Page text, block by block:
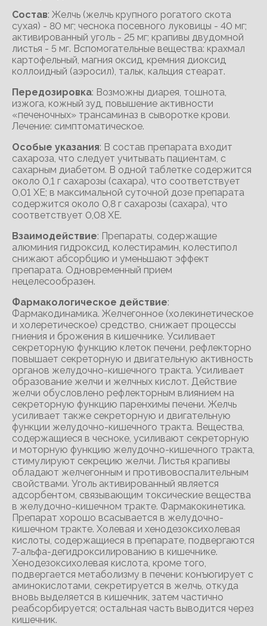
Состав: Желчь (желчь крупного рогатого скота
сухая) - 80 мг; чеснока посевного луковицы - 40 мг;
активированный уголь - 25 мг; крапивы двудомной
листья - 5 мг. Вспомогательные вещества: крахмал
картофельный, магния оксид, кремния диоксид
коллоидный (аэросил), тальк, кальция стеарат.
Передозировка: Возможны диарея, тошнота,
изжога, кожный зуд, повышение активности
«печеночных» трансаминаз в сыворотке крови.
Лечение: симптоматическое.
Особые указания: В состав препарата входит
сахароза, что следует учитывать пациентам, с
сахарным диабетом. В одной таблетке содержится
около 0,1 г сахарозы (сахара), что соответствует
0,01 ХЕ; в максимальной суточной дозе препарата
содержится около 0,8 г сахарозы (сахара), что
соответствует 0,08 ХЕ.
Взаимодействие: Препараты, содержащие
алюминия гидроксид, колестирамин, колестипол
снижают абсорбцию и уменьшают эффект
препарата. Одновременный прием
нецелесообразен.
Фармакологическое действие:
Фармакодинамика. Желчегонное (холекинетическое
и холеретическое) средство, снижает процессы
гниения и брожения в кишечнике. Усиливает
секреторную функцию клеток печени, рефлекторно
повышает секреторную и двигательную активность
органов желудочно-кишечного тракта. Усиливает
образование желчи и желчных кислот. Действие
желчи обусловлено рефлекторным влиянием на
секреторную функцию паренхимы печени. Желчь
усиливает также секреторную и двигательную
функции желудочно-кишечного тракта. Вещества,
содержащиеся в чесноке, усиливают секреторную
и моторную функцию желудочно-кишечного тракта,
стимулируют секрецию желчи. Листья крапивы
обладают желчегонным и противовоспалительным
свойствами. Уголь активированный является
адсорбентом, связывающим токсические вещества
в желудочно-кишечном тракте. Фармакокинетика.
Препарат хорошо всасывается в желудочно-
кишечном тракте. Холевая и хенодезоксихолевая
кислоты, содержащиеся в препарате, подвергаются
7-альфа-дегидроксилированию в кишечнике.
Хенодезоксихолевая кислота, кроме того,
подвергается метаболизму в печени: конъюгирует с
аминокислотами, секретируется в желчь, откуда
вновь выделяется в кишечник, затем частично
реабсорбируется; остальная часть выводится через
кишечник.